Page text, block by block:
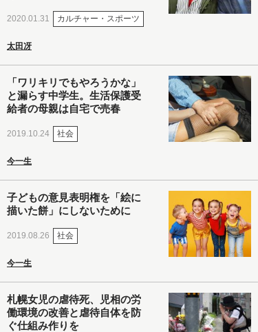
2020.01.31 カルチャー・スポーツ
太田冴
「ワリキリでもやろうかな」
と漏らす中学生。生活保護受
給者の母親は自宅で売春
2019.10.24 社会
今一生
子どもの意見表明権を「絵に
描いた餅」にしないために
2019.08.26 社会
今一生
札幌女児の虐待死、児相の労
働環境の改善と虐待自体を防
ぐ仕組み作りを